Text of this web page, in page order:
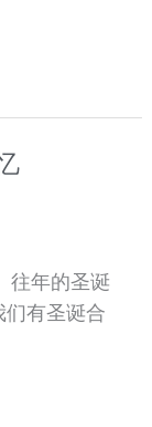
往年的圣诞
有圣诞合